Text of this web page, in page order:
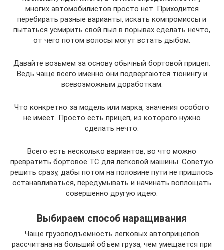
многих автомобилистов просто нет. Приходится
перебирать разные варианты, искать компромиссы и
пытаться усмирить свой пыл в порывах сделать нечто,
от чего потом волосы могут встать дыбом.
Давайте возьмем за основу обычный бортовой прицеп.
Ведь чаще всего именно они подвергаются тюнингу и
всевозможным доработкам.
Что конкретно за модель или марка, значения особого
не имеет. Просто есть прицеп, из которого нужно
сделать нечто.
Всего есть несколько вариантов, во что можно
превратить бортовое ТС для легковой машины. Советую
решить сразу, дабы потом на половине пути не пришлось
останавливаться, передумывать и начинать воплощать
совершенно другую идею.
Выбираем способ наращивания
Чаще грузоподъемность легковых автоприцепов
рассчитана на больший объем груза, чем умещается при